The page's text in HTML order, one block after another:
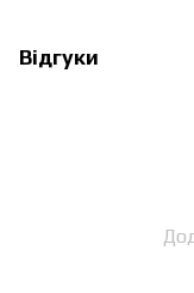
Відгуки